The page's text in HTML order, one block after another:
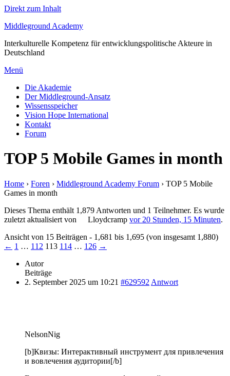
Direkt zum Inhalt
Middleground Academy
Interkulturelle Kompetenz für entwicklungspolitische Akteure in
Deutschland
Menü
Die Akademie
Der Middleground-Ansatz
Wissensspeicher
Vision Hope International
Kontakt
Forum
TOP 5 Mobile Games in month
Home › Foren › Middleground Academy Forum › TOP 5 Mobile
Games in month
Dieses Thema enthält 1,879 Antworten und 1 Teilnehmer. Es wurde
zuletzt aktualisiert von
Lloydcramp vor 20 Stunden, 15 Minuten.
Ansicht von 15 Beiträgen - 1,681 bis 1,695 (von insgesamt 1,880)
← 1 … 112 113 114 … 126 →
Autor
Beiträge
2. September 2025 um 10:21 #629592 Antwort
NelsonNig
[b]Квизы: Интерактивный инструмент для привлечения
и вовлечения аудитории[/b]